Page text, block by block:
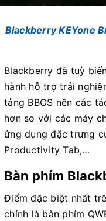
Blackberry KEYone
Blackberry đã tuỳ
hành hỗ trợ trải
tảng BBOS nên các
hơn so với các máy
ứng dụng đặc trưng
Productivity Tab,…
Bàn phím
Điểm đặc biệt nhất
chính là bàn phím